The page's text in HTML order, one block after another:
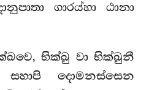
ගාරය්හා ඨානා
භික්ඛු වා භික්ඛුනී
දොමනස්සෙන